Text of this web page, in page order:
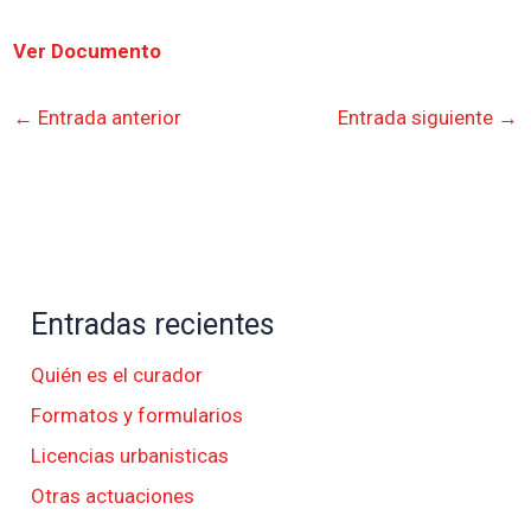
Ver Documento
← Entrada anterior Entrada siguiente →
Entradas recientes
Quién es el curador
Formatos y formularios
Licencias urbanisticas
Otras actuaciones